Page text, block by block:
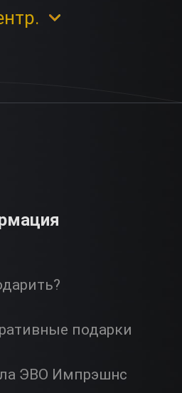
подарки
ЭВО Импрэшнс